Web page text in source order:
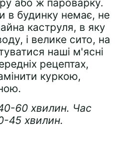
або ж пароварку.
в будинку немає, не
каструля, в яку
і велике сито, на
наші м'ясні
рецептах,
куркою,
60 хвилин. Час
45 хвилин.